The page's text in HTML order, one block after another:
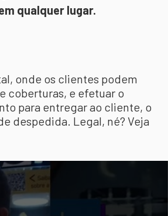
qualquer lugar.
onde os clientes podem
coberturas, e efetuar o
para entregar ao cliente, o
despedida. Legal, né? Veja